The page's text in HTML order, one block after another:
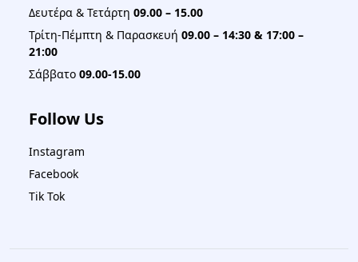
Δευτέρα & Τετάρτη 09.00 – 15.00
Τρίτη-Πέμπτη & Παρασκευή 09.00 – 14:30 & 17:00 –
21:00
Σάββατο 09.00-15.00
Follow Us
Instagram
Facebook
Tik Tok